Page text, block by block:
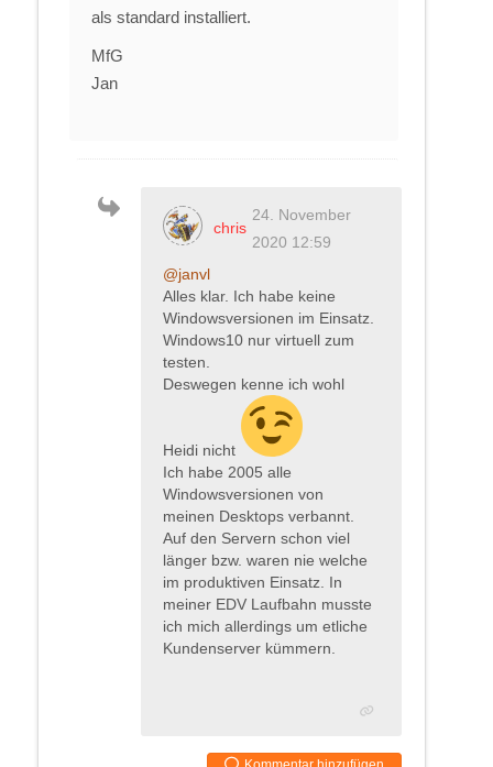
als standard installiert.
MfG
Jan
chris
24. November
2020 12:59
@janvl
Alles klar. Ich habe keine
Windowsversionen im Einsatz.
Windows10 nur virtuell zum
testen.
Deswegen kenne ich wohl
Heidi nicht
Ich habe 2005 alle
Windowsversionen von
meinen Desktops verbannt.
Auf den Servern schon viel
länger bzw. waren nie welche
im produktiven Einsatz. In
meiner EDV Laufbahn musste
ich mich allerdings um etliche
Kundenserver kümmern.